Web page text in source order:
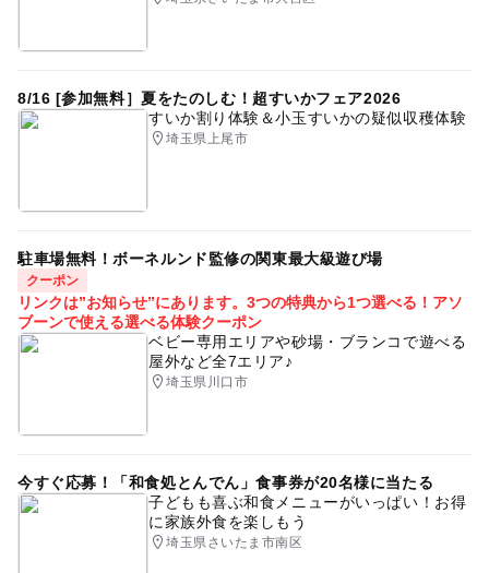
8/16 [参加無料］夏をたのしむ！超すいかフェア2026
すいか割り体験＆小玉すいかの疑似収穫体験
埼玉県上尾市
駐車場無料！ボーネルンド監修の関東最大級遊び場
クーポン
リンクは”お知らせ”にあります。3つの特典から1つ選べる！アソ
ブーンで使える選べる体験クーポン
ベビー専用エリアや砂場・ブランコで遊べる
屋外など全7エリア♪
埼玉県川口市
今すぐ応募！「和食処とんでん」食事券が20名様に当たる
子どもも喜ぶ和食メニューがいっぱい！お得
に家族外食を楽しもう
埼玉県さいたま市南区